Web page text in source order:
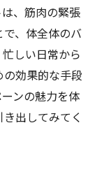
、筋肉の緊張
、体全体のバ
しい日常から
効果的な手段
ンの魅力を体
出してみてく